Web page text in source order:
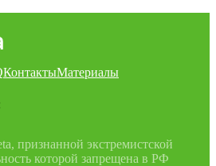
КонтактыМатериалы
признанной экстремистской
которой запрещена в РФ